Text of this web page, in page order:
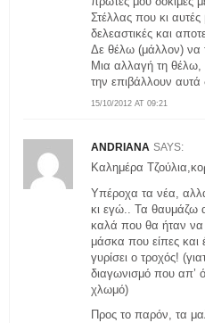
15/10/2012 AT 09:21
Στέλλας που κι
δελεαστικές και
Δε θέλω (μάλλον)
Μια αλλαγή τη θέλω,
την επιβάλλουν
ANDRIANA SAYS:
Καλημέρα
Υπέροχα τα νέα,
κι εγώ.. Τα θαυμάζω
καλά που θα ήταν να
μάσκα που είπες
γυρίσει ο τροχός!
διαγωνισμό που απ’
χλωμό)
Προς το παρόν, τα